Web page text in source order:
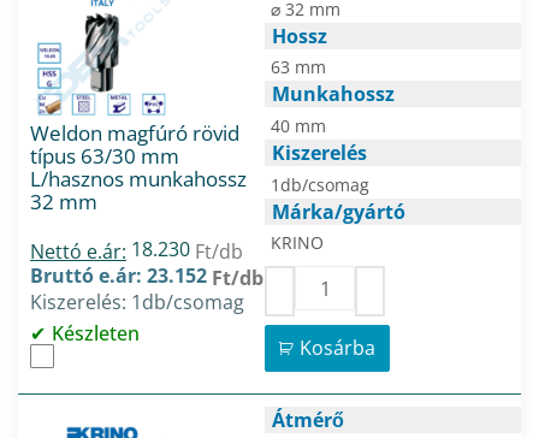
Weldon magfúró rövid
típus 63/30 mm
L/hasznos munkahossz
32 mm
Nettó e.ár: 18.230 Ft/db
Bruttó e.ár: 23.152 Ft/db
Kiszerelés: 1db/csomag
Készleten
⌀ 32 mm
Hossz
63 mm
Munkahossz
40 mm
Kiszerelés
1db/csomag
Márka/gyártó
KRINO
Kosárba
Átmérő